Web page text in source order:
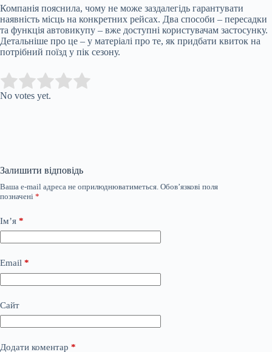
Компанія пояснила, чому не може заздалегідь гарантувати
наявність місць на конкретних рейсах. Два способи – пересадки
та функція автовикупу – вже доступні користувачам застосунку.
Детальніше про це – у матеріалі про те, як придбати квиток на
потрібний поїзд у пік сезону.
Rate this item:
No votes yet.
Залишити відповідь
Ваша e-mail адреса не оприлюднюватиметься. Обов’язкові поля
позначені *
Ім’я *
Email *
Сайт
Додати коментар *